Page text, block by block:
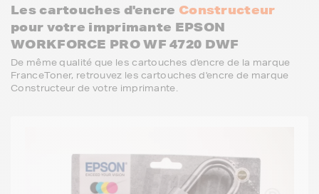
Les cartouches d'encre Constructeur
pour votre imprimante EPSON
WORKFORCE PRO WF 4720 DWF
De même qualité que les cartouches d'encre de la marque
FranceToner, retrouvez les cartouches d'encre de marque
Constructeur de votre imprimante.